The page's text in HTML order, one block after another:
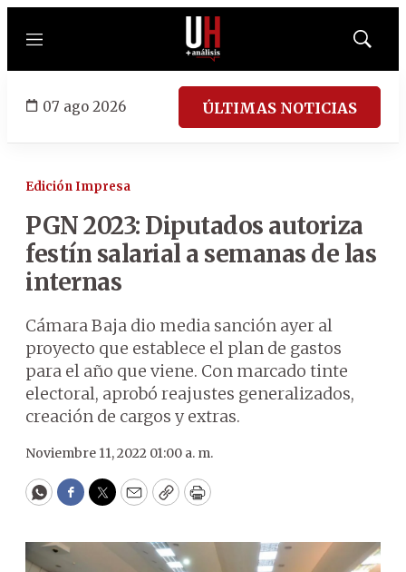
Menú
Mostrar
07 ago 2026 ÚLTIMAS NOTICIAS
Edición Impresa
PGN 2023: Diputados autoriza
festín salarial a semanas de las
internas
Cámara Baja dio media sanción ayer al
proyecto que establece el plan de gastos
para el año que viene. Con marcado tinte
electoral, aprobó reajustes generalizados,
creación de cargos y extras.
Noviembre 11, 2022 01:00 a. m.
WhatsApp
Facebook
Twitter
EmailCopyPrint